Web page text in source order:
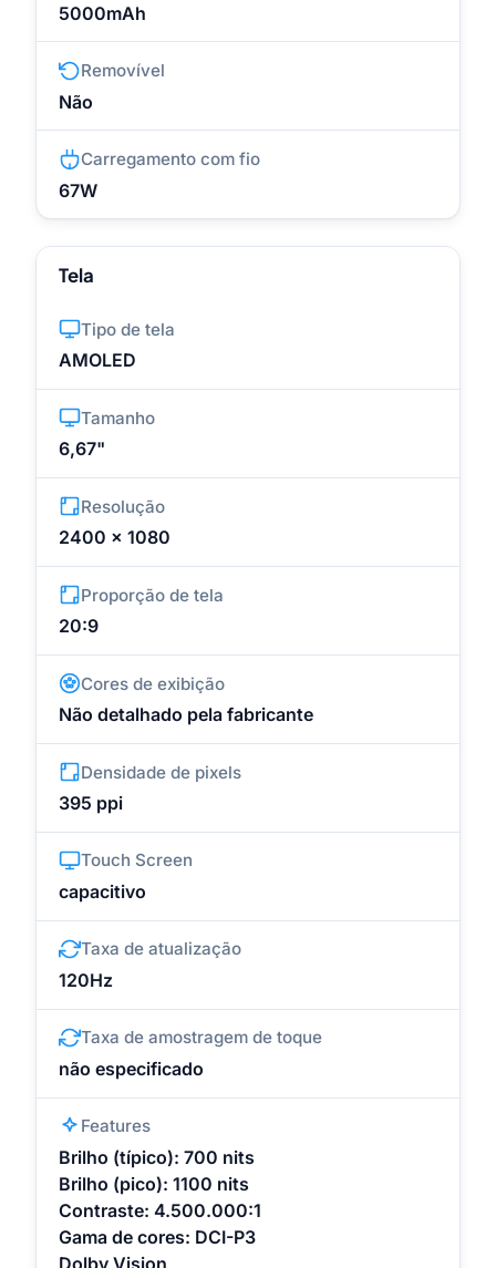
5000mAh
Removível
Não
Carregamento com fio
67W
Tela
Tipo de tela
AMOLED
Tamanho
6,67"
Resolução
2400 x 1080
Proporção de tela
20:9
Cores de exibição
Não detalhado pela fabricante
Densidade de pixels
395 ppi
Touch Screen
capacitivo
Taxa de atualização
120Hz
Taxa de amostragem de toque
não especificado
Features
Brilho (típico): 700 nits
Brilho (pico): 1100 nits
Contraste: 4.500.000:1
Gama de cores: DCI-P3